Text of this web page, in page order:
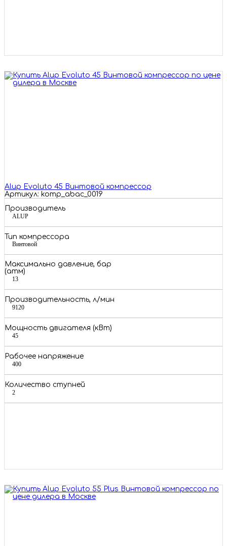
Alup Evoluto 45 Винтовой компрессор
Артикул: komp_abac_0019
Производитель
ALUP
Тип компрессора
Винтовой
Максимально давление, бар
(атм)
13
Производительность, л/мин
9120
Мощность двигателя (кВт)
45
Рабочее напряжение
400
Количество ступней
2